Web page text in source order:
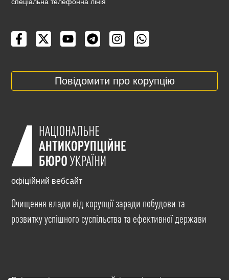
Повідомити про корупцію
офіційний вебсайт
Очищення влади від корупції заради побудови та
розвитку успішного суспільства та ефективної держави